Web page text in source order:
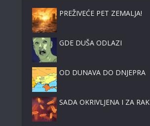
PREŽIVEĆE PET ZEMALJA!
GDE DUŠA ODLAZI
OD DUNAVA DO DNJEPRA
SADA OKRIVLJENA I ZA RAK